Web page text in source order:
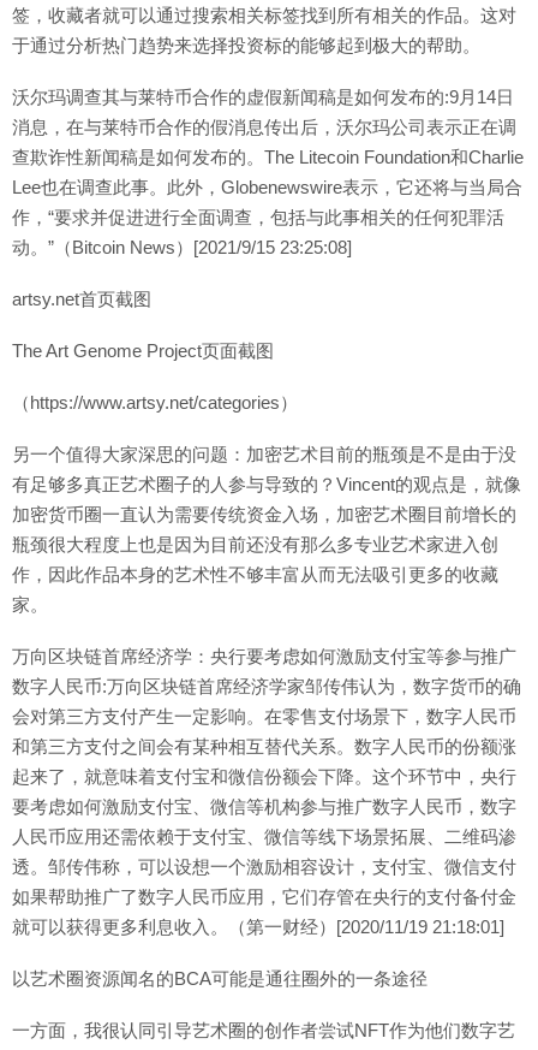
签，收藏者就可以通过搜索相关标签找到所有相关的作品。这对
于通过分析热门趋势来选择投资标的能够起到极大的帮助。
沃尔玛调查其与莱特币合作的虚假新闻稿是如何发布的:9月14日
消息，在与莱特币合作的假消息传出后，沃尔玛公司表示正在调
查欺诈性新闻稿是如何发布的。The Litecoin Foundation和Charlie
Lee也在调查此事。此外，Globenewswire表示，它还将与当局合
作，“要求并促进进行全面调查，包括与此事相关的任何犯罪活
动。”（Bitcoin News）[2021/9/15 23:25:08]
artsy.net首页截图
The Art Genome Project页面截图
（https://www.artsy.net/categories）
另一个值得大家深思的问题：加密艺术目前的瓶颈是不是由于没
有足够多真正艺术圈子的人参与导致的？Vincent的观点是，就像
加密货币圈一直认为需要传统资金入场，加密艺术圈目前增长的
瓶颈很大程度上也是因为目前还没有那么多专业艺术家进入创
作，因此作品本身的艺术性不够丰富从而无法吸引更多的收藏
家。
万向区块链首席经济学：央行要考虑如何激励支付宝等参与推广
数字人民币:万向区块链首席经济学家邹传伟认为，数字货币的确
会对第三方支付产生一定影响。在零售支付场景下，数字人民币
和第三方支付之间会有某种相互替代关系。数字人民币的份额涨
起来了，就意味着支付宝和微信份额会下降。这个环节中，央行
要考虑如何激励支付宝、微信等机构参与推广数字人民币，数字
人民币应用还需依赖于支付宝、微信等线下场景拓展、二维码渗
透。邹传伟称，可以设想一个激励相容设计，支付宝、微信支付
如果帮助推广了数字人民币应用，它们存管在央行的支付备付金
就可以获得更多利息收入。（第一财经）[2020/11/19 21:18:01]
以艺术圈资源闻名的BCA可能是通往圈外的一条途径
一方面，我很认同引导艺术圈的创作者尝试NFT作为他们数字艺